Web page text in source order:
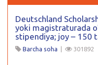
Deutschland
yoki magistraturada
stipendiya; joy – 150
Barcha soha | 301892